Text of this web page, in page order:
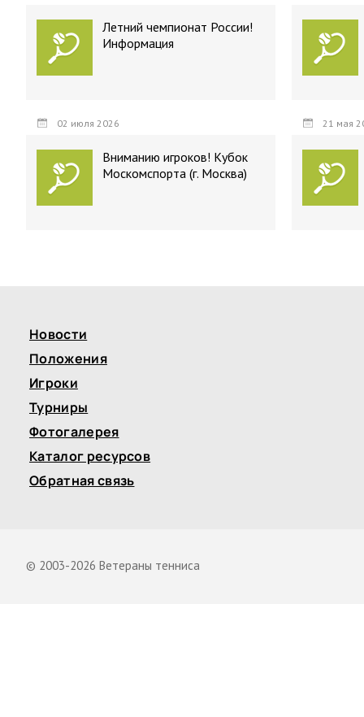
Летний чемпионат России!
Информация
02 июля 2026
Вниманию игроков! Кубок
Москомспорта (г. Москва)
21 мая
Новости
Положения
Игроки
Турниры
Фотогалерея
Каталог ресурсов
Обратная связь
© 2003-2026 Ветераны тенниса